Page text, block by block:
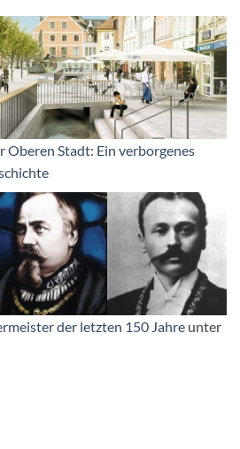
Oberen Stadt: Ein verborgenes
der letzten 150 Jahre unter